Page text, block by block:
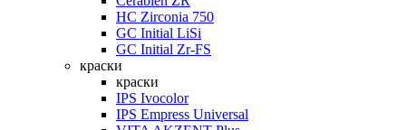
HC Zirconia 750
GC Initial LiSi
GC Initial Zr-FS
краски
краски
IPS Ivocolor
IPS Empress Universal